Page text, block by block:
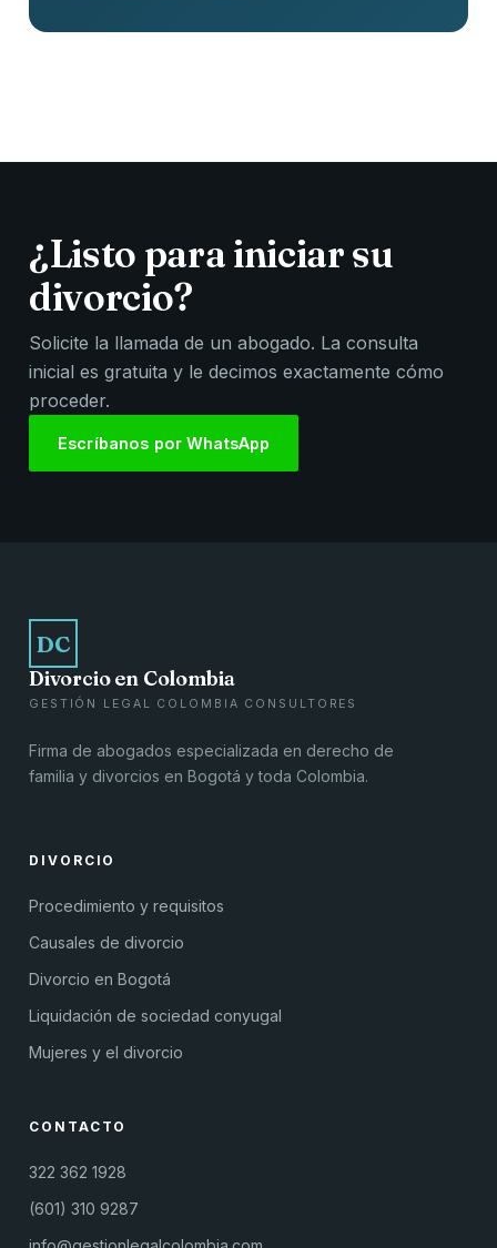
¿Listo para iniciar su
divorcio?
Solicite la llamada de un abogado. La consulta
inicial es gratuita y le decimos exactamente cómo
proceder.
Escríbanos por WhatsApp
DC
Divorcio en Colombia
GESTIÓN LEGAL COLOMBIA CONSULTORES
Firma de abogados especializada en derecho de
familia y divorcios en Bogotá y toda Colombia.
DIVORCIO
Procedimiento y requisitos
Causales de divorcio
Divorcio en Bogotá
Liquidación de sociedad conyugal
Mujeres y el divorcio
CONTACTO
322 362 1928
(601) 310 9287